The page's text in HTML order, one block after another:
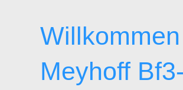
Meyhoff